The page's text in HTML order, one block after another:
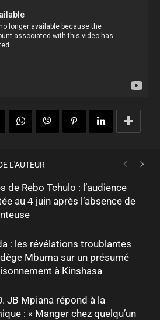
L'AUTEUR
de Rebo Tchulo : l’audience
au 4 juin après l’absence de
: les révélations troublantes
Mbuma sur un présumé
à Kinshasa
JB Mpiana répond à la
: « Manger chez quelqu’un